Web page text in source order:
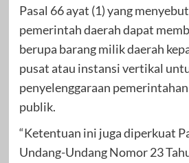
Pasal 66 ayat (1) yang
pemerintah daerah dapat
berupa barang milik daerah
pusat atau instansi vertikal
penyelenggaraan
publik.
“Ketentuan ini juga diperkuat
Undang-Undang Nomor 23